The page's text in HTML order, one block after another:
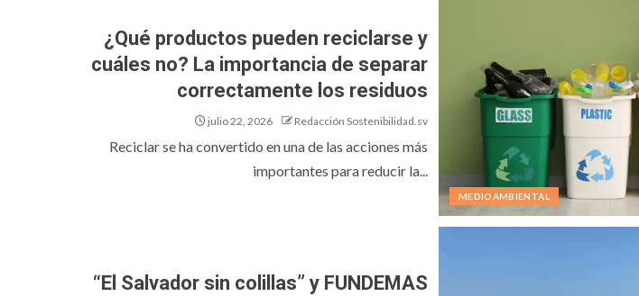
MEDIOAMBIENTAL
¿Qué productos pueden reciclarse y
cuáles no? La importancia de separar
correctamente los residuos
julio 22, 2026 Redacción Sostenibilidad.sv
Reciclar se ha convertido en una de las acciones más
importantes para reducir la...
“El Salvador sin colillas” y FUNDEMAS